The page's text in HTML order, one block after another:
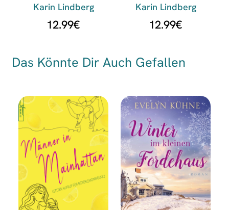
Karin Lindberg
12.99€
Karin Lindberg
12.99€
Das Könnte Dir Auch Gefallen